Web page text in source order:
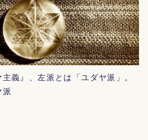
義』、左派とは「ユダヤ派」。
派